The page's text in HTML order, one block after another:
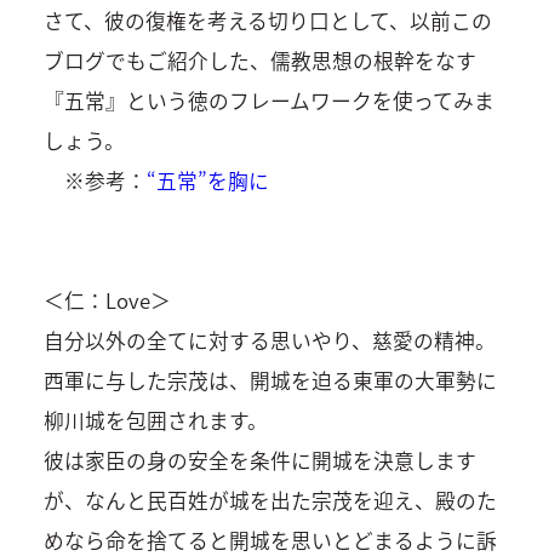
さて、彼の復権を考える切り口として、以前この
ブログでもご紹介した、儒教思想の根幹をなす
『五常』という徳のフレームワークを使ってみま
しょう。
※参考： “五常”を胸に
＜仁：Love＞
自分以外の全てに対する思いやり、慈愛の精神。
西軍に与した宗茂は、開城を迫る東軍の大軍勢に
柳川城を包囲されます。
彼は家臣の身の安全を条件に開城を決意します
が、なんと民百姓が城を出た宗茂を迎え、殿のた
めなら命を捨てると開城を思いとどまるように訴